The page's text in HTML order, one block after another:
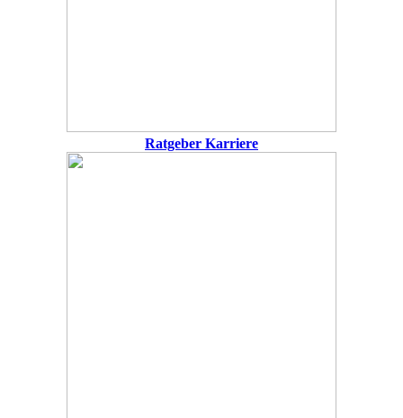
Ratgeber Karriere